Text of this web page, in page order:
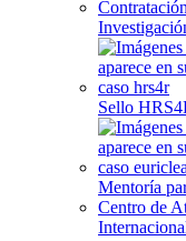
Sello
Mentoría
Centro de